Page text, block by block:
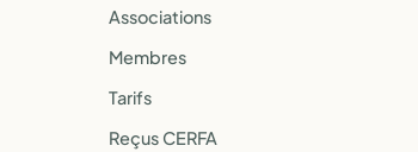
Associations
Membres
Tarifs
Reçus CERFA